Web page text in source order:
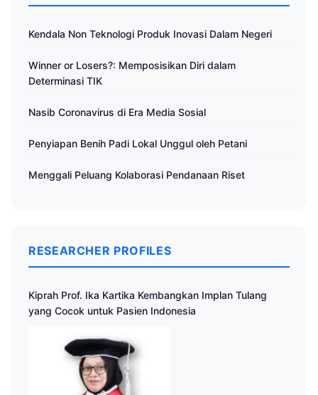
Kendala Non Teknologi Produk Inovasi Dalam Negeri
Winner or Losers?: Memposisikan Diri dalam
Determinasi TIK
Nasib Coronavirus di Era Media Sosial
Penyiapan Benih Padi Lokal Unggul oleh Petani
Menggali Peluang Kolaborasi Pendanaan Riset
RESEARCHER PROFILES
Kiprah Prof. Ika Kartika Kembangkan Implan Tulang
yang Cocok untuk Pasien Indonesia